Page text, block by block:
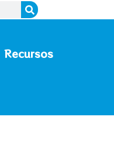
Recursos